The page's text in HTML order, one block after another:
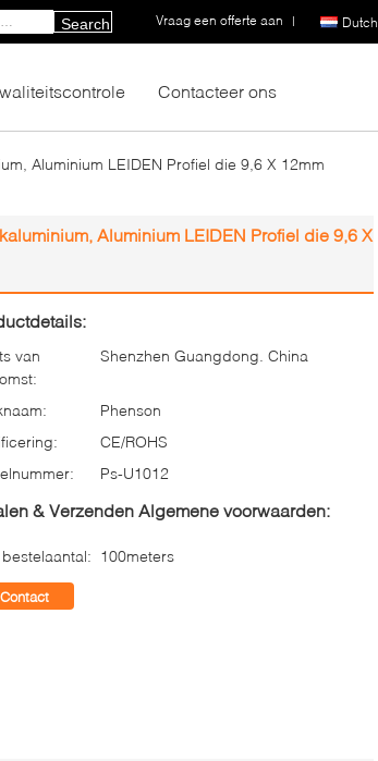
Dutch
Vraag een offerte aan |
Search
Contacteer ons
Aluminium LEIDEN Profiel die 9,6 X 12mm
Aluminium LEIDEN Profiel die 9,6 X
van
Shenzhen Guangdong. China
Phenson
CE/ROHS
Ps-U1012
& Verzenden Algemene voorwaarden:
100meters
Contact